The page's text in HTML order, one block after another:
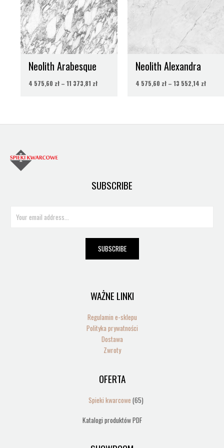
Neolith Arabesque
4 575,60 zł – 11 373,81 zł
11
373,81 zł
Neolith Alexandra
4 575,60 zł – 13 552,14 zł
13
SUBSCRIBE
SUBSCRIBE
WAŻNE LINKI
Regulamin e-sklepu
Polityka prywatności
Dostawa
Zwroty
OFERTA
Spieki kwarcowe 65
Katalogi produktów PDF